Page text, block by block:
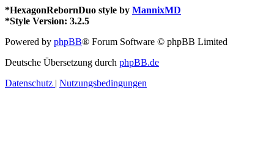
*HexagonRebornDuo style by MannixMD
*Style Version: 3.2.5
Powered by phpBB® Forum Software © phpBB Limited
Deutsche Übersetzung durch phpBB.de
Datenschutz | Nutzungsbedingungen